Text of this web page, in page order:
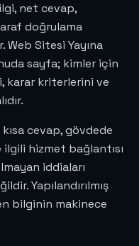
net cevap,
doğrulama
Sitesi Yayına
sayfa; kimler için
karar kriterlerini ve
kısa cevap, gövdede
ilgili hizmet bağlantısı
iddiaları
Yapılandırılmış
bilginin makinece